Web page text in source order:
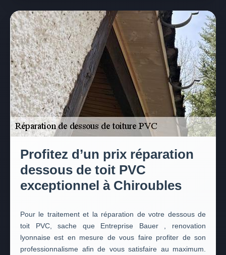
Profitez d’un prix réparation
dessous de toit PVC
exceptionnel à Chiroubles
Pour le traitement et la réparation de votre dessous de
toit PVC, sache que Entreprise Bauer , renovation
lyonnaise est en mesure de vous faire profiter de son
professionnalisme afin de vous satisfaire au maximum.